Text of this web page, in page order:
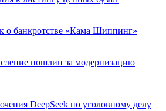
банкротстве «Кама Шиппинг»
пошлин за модернизацию
DeepSeek по уголовному делу